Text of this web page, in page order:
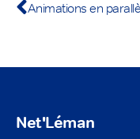
Net'Léman